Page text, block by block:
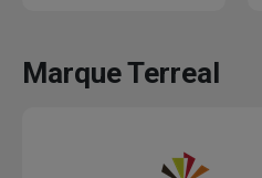
Marque Terreal